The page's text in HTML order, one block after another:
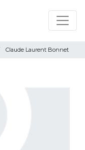
Claude Laurent Bonnet